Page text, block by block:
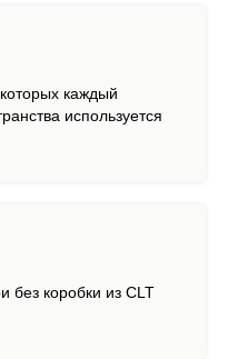
каждый
используется
без коробки из CLT